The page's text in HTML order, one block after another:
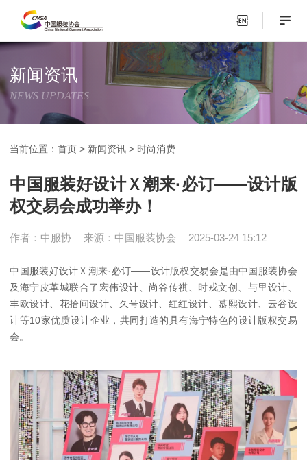
新闻资讯
NEWS UPDATES
当前位置：首页 > 新闻资讯 > 时尚消费
中国服装好设计Ｘ潮来·必订——设计版
权交易会成功举办！
作者：中服协 来源：中国服装协会 2025-03-24 15:12
中国服装好设计Ｘ潮来·必订——设计版权交易会是由中国服装协会
及海宁皮革城联合了宏伟设计、尚谷传祺、时戎文创、与里设计、
丰欧设计、花拾间设计、久号设计、红红设计、慕熙设计、云谷设
计等10家优质设计企业，共同打造的具有海宁特色的设计版权交易
会。